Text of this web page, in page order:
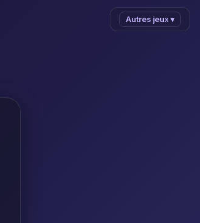
Autres jeux ▾